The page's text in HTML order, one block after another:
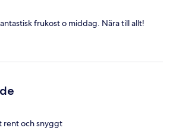
frukost o middag. Nära till allt!
rent och snyggt